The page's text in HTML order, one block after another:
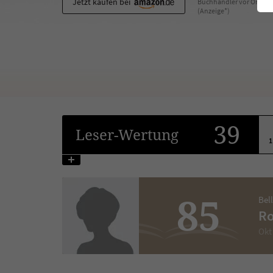
(Anzeige*)
Leser-Wertung 39
1
85 Okt